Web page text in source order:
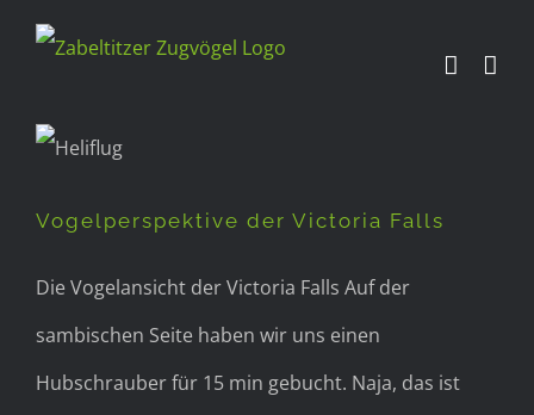
Zum
springen
Vogelperspektive der Victoria Falls
Die Vogelansicht der Victoria Falls Auf der
sambischen Seite haben wir uns einen
Hubschrauber für 15 min gebucht. Naja, das ist